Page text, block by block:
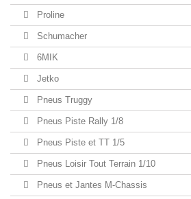
Proline
Schumacher
6MIK
Jetko
Pneus Truggy
Pneus Piste Rally 1/8
Pneus Piste et TT 1/5
Pneus Loisir Tout Terrain 1/10
Pneus et Jantes M-Chassis